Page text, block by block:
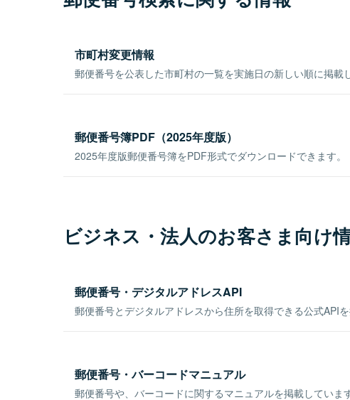
市町村変更情報
郵便番号を公表した市町村の一覧を実施日の新しい順に掲載
郵便番号簿PDF（2025年度版）
2025年度版郵便番号簿をPDF形式でダウンロードできます。
ビジネス・法人のお客さま向け
郵便番号・デジタルアドレスAPI
郵便番号とデジタルアドレスから住所を取得できる公式APIを
郵便番号・バーコードマニュアル
郵便番号や、バーコードに関するマニュアルを掲載しています